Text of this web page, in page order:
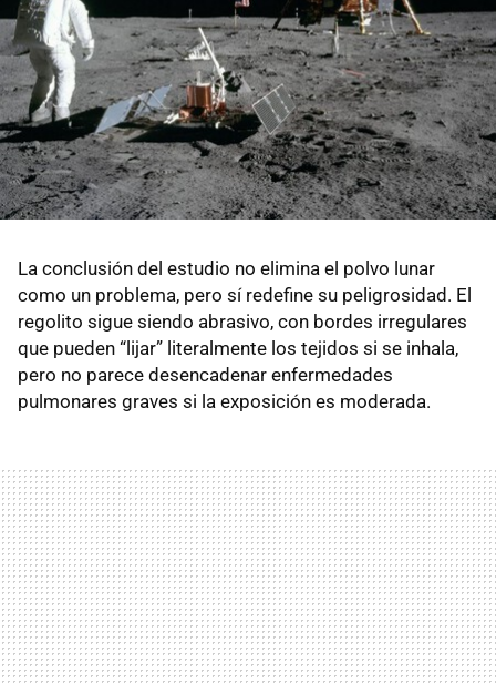
La conclusión del estudio no elimina el polvo lunar
como un problema, pero sí redefine su peligrosidad. El
regolito sigue siendo abrasivo, con bordes irregulares
que pueden “lijar” literalmente los tejidos si se inhala,
pero no parece desencadenar enfermedades
pulmonares graves si la exposición es moderada.